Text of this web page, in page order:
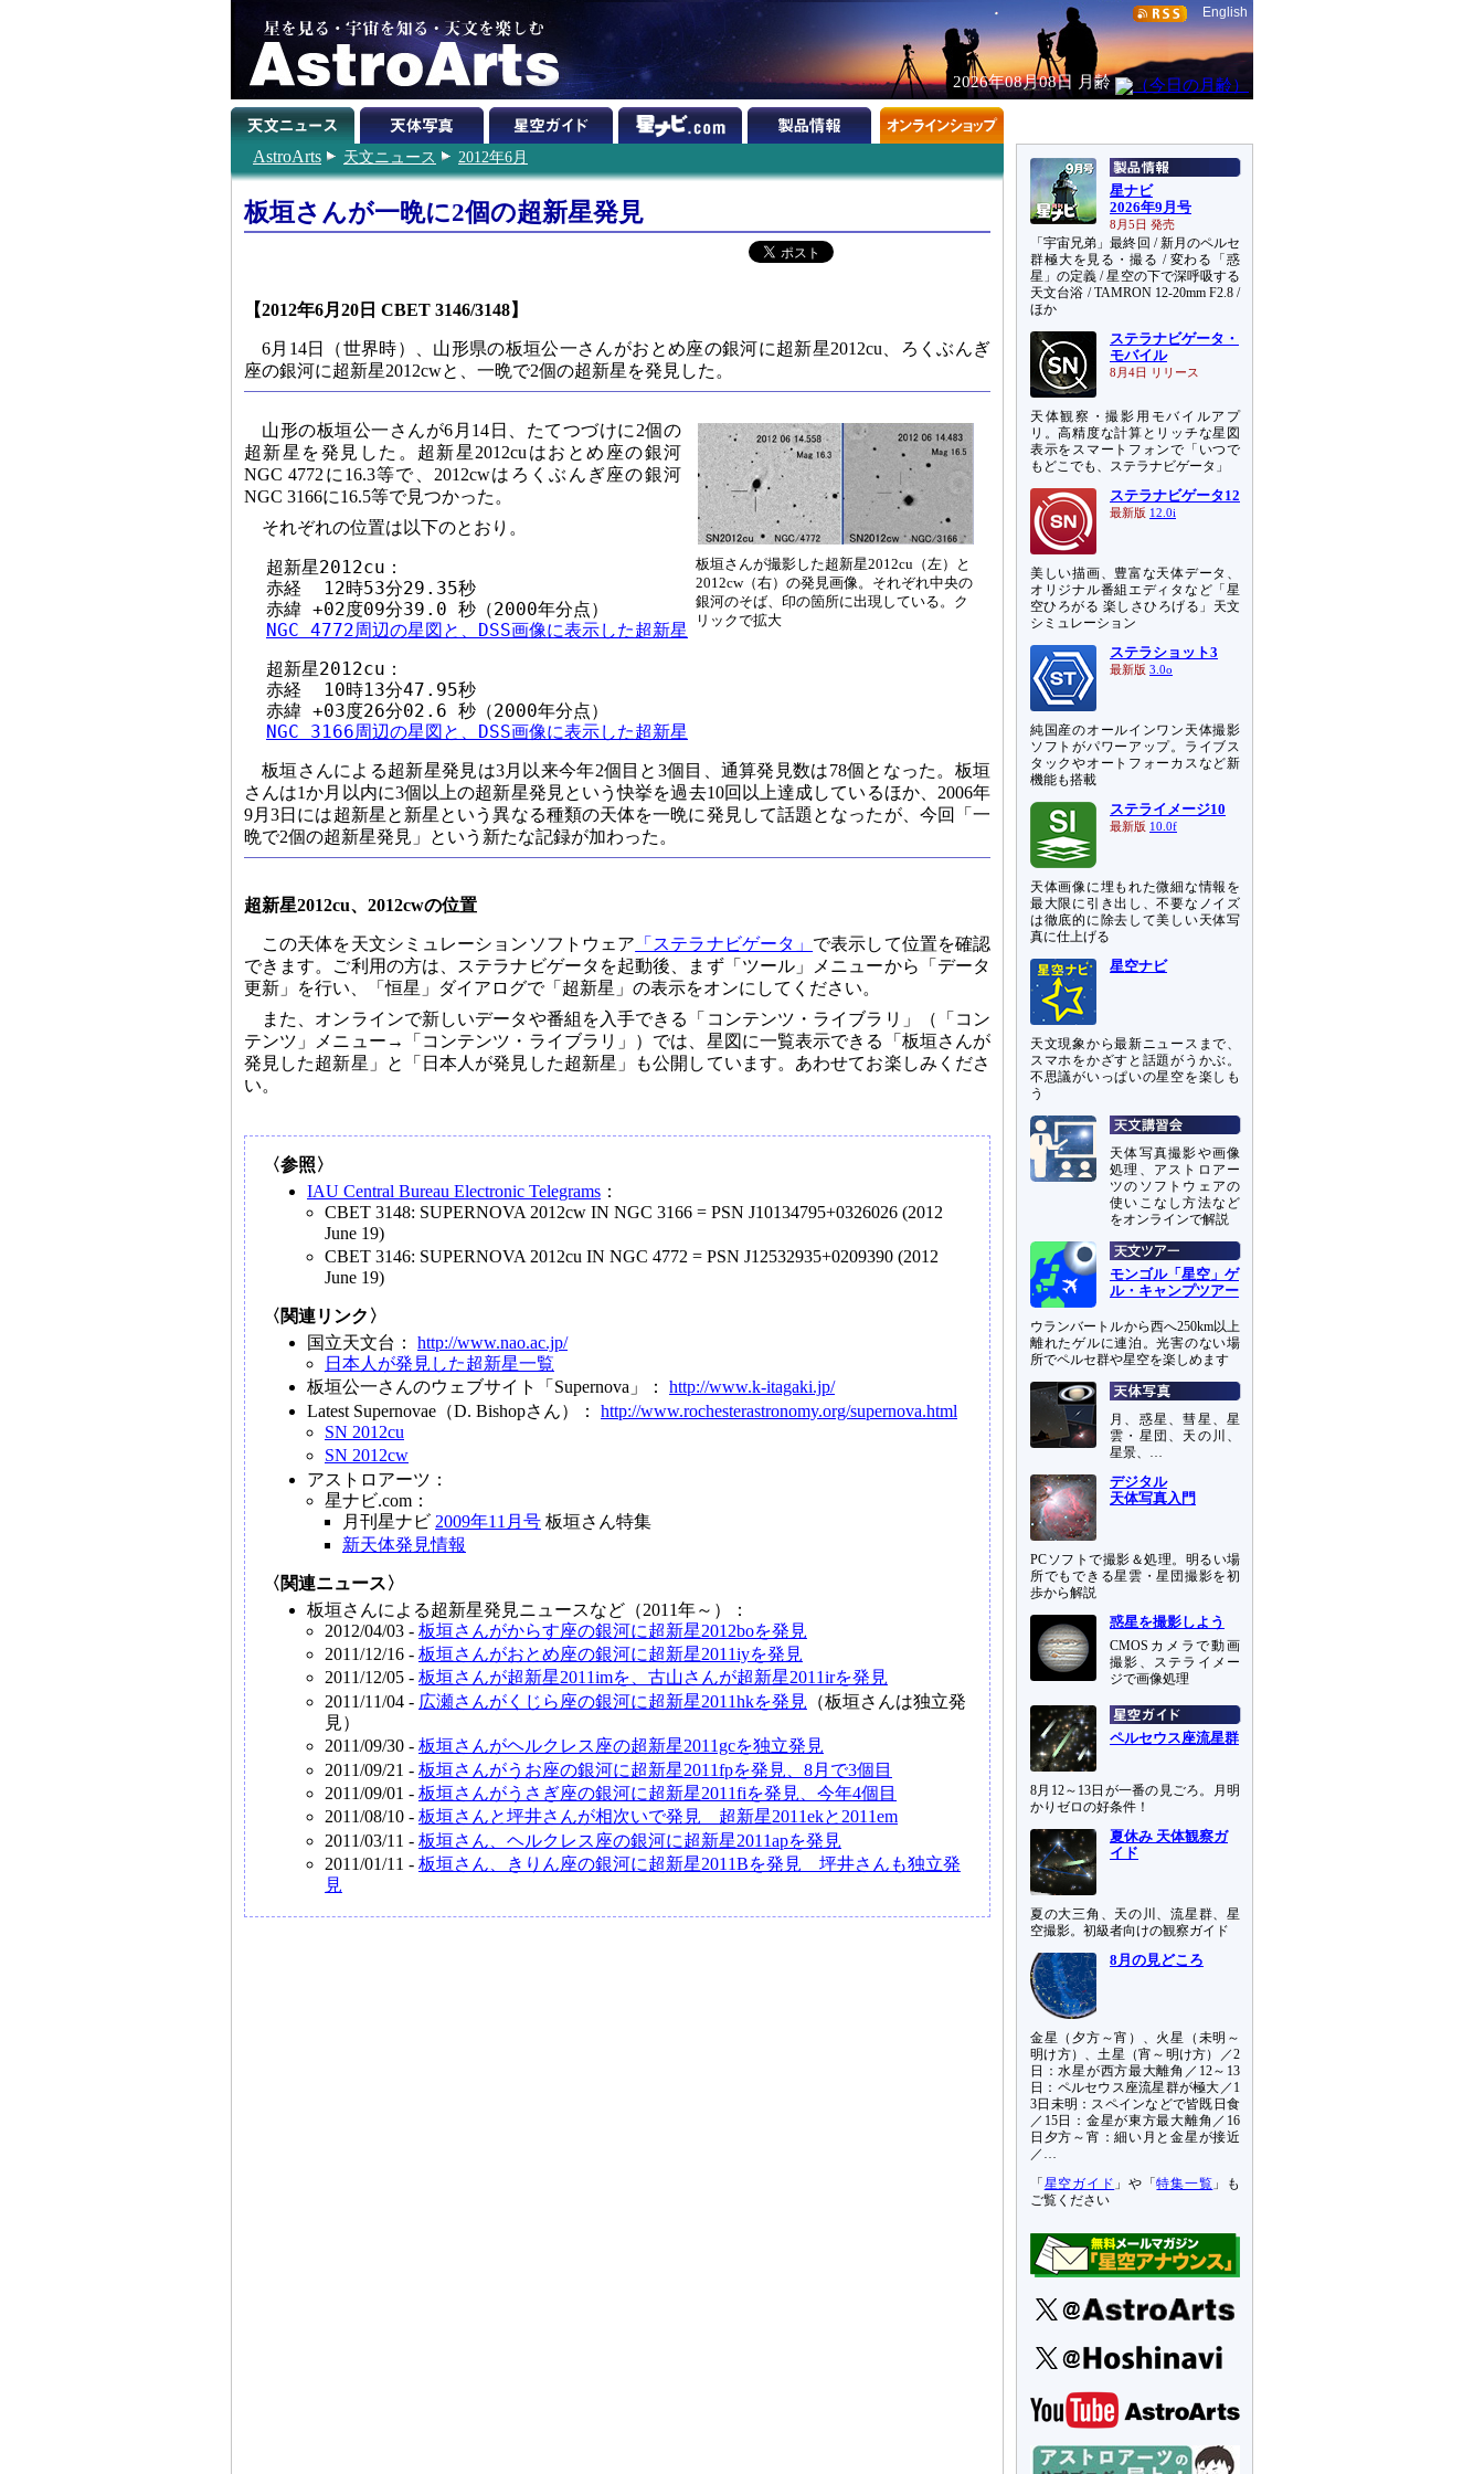
English
2026年08月08日 月齢
AstroArts 天文ニュース 2012年6月
板垣さんが一晩に2個の超新星発見
【2012年6月20日 CBET 3146/3148】
6月14日（世界時）、山形県の板垣公一さんがおとめ座の銀河に超新星2012cu、ろくぶんぎ
座の銀河に超新星2012cwと、一晩で2個の超新星を発見した。
板垣さんが撮影した超新星2012cu（左）と
2012cw（右）の発見画像。それぞれ中央の
銀河のそば、印の箇所に出現している。ク
リックで拡大
山形の板垣公一さんが6月14日、たてつづけに2個の
超新星を発見した。超新星2012cuはおとめ座の銀河
NGC 4772に16.3等で、2012cwはろくぶんぎ座の銀河
NGC 3166に16.5等で見つかった。
それぞれの位置は以下のとおり。
  超新星2012cu：
  赤経  12時53分29.35秒
  赤緯 +02度09分39.0 秒（2000年分点）
NGC 4772周辺の星図と、DSS画像に表示した超新星
  超新星2012cu：
  赤経  10時13分47.95秒
  赤緯 +03度26分02.6 秒（2000年分点）
NGC 3166周辺の星図と、DSS画像に表示した超新星
板垣さんによる超新星発見は3月以来今年2個目と3個目、通算発見数は78個となった。板垣
さんは1か月以内に3個以上の超新星発見という快挙を過去10回以上達成しているほか、2006年
9月3日には超新星と新星という異なる種類の天体を一晩に発見して話題となったが、今回「一
晩で2個の超新星発見」という新たな記録が加わった。
超新星2012cu、2012cwの位置
この天体を天文シミュレーションソフトウェア 「ステラナビゲータ」 で表示して位置を確認
できます。ご利用の方は、ステラナビゲータを起動後、まず「ツール」メニューから「データ
更新」を行い、「恒星」ダイアログで「超新星」の表示をオンにしてください。
また、オンラインで新しいデータや番組を入手できる「コンテンツ・ライブラリ」（「コン
テンツ」メニュー→「コンテンツ・ライブラリ」）では、星図に一覧表示できる「板垣さんが
発見した超新星」と「日本人が発見した超新星」も公開しています。あわせてお楽しみくださ
い。
〈参照〉
IAU Central Bureau Electronic Telegrams ：
CBET 3148: SUPERNOVA 2012cw IN NGC 3166 = PSN J10134795+0326026 (2012
June 19)
CBET 3146: SUPERNOVA 2012cu IN NGC 4772 = PSN J12532935+0209390 (2012
June 19)
〈関連リンク〉
国立天文台： http://www.nao.ac.jp/
日本人が発見した超新星一覧
板垣公一さんのウェブサイト「Supernova」： http://www.k-itagaki.jp/
Latest Supernovae（D. Bishopさん）： http://www.rochesterastronomy.org/supernova.html
SN 2012cu
SN 2012cw
アストロアーツ：
星ナビ.com：
月刊星ナビ 2009年11月号 板垣さん特集
新天体発見情報
〈関連ニュース〉
板垣さんによる超新星発見ニュースなど（2011年～）：
2012/04/03 - 板垣さんがからす座の銀河に超新星2012boを発見
2011/12/16 - 板垣さんがおとめ座の銀河に超新星2011iyを発見
2011/12/05 - 板垣さんが超新星2011imを、古山さんが超新星2011irを発見
2011/11/04 - 広瀬さんがくじら座の銀河に超新星2011hkを発見 （板垣さんは独立発
見）
2011/09/30 - 板垣さんがヘルクレス座の超新星2011gcを独立発見
2011/09/21 - 板垣さんがうお座の銀河に超新星2011fpを発見、8月で3個目
2011/09/01 - 板垣さんがうさぎ座の銀河に超新星2011fiを発見、今年4個目
2011/08/10 - 板垣さんと坪井さんが相次いで発見 超新星2011ekと2011em
2011/03/11 - 板垣さん、ヘルクレス座の銀河に超新星2011apを発見
2011/01/11 - 板垣さん、きりん座の銀河に超新星2011Bを発見 坪井さんも独立発
見
星ナビ
2026年9月号
8月5日 発売
「宇宙兄弟」最終回 / 新月のペルセ
群極大を見る・撮る / 変わる「惑
星」の定義 / 星空の下で深呼吸する
天文台浴 / TAMRON 12-20mm F2.8 /
ほか
ステラナビゲータ・
モバイル
8月4日 リリース
天体観察・撮影用モバイルアプ
リ。高精度な計算とリッチな星図
表示をスマートフォンで「いつで
もどこでも、ステラナビゲータ」
ステラナビゲータ12
最新版 12.0i
美しい描画、豊富な天体データ、
オリジナル番組エディタなど「星
空ひろがる 楽しさひろげる」天文
シミュレーション
ステラショット3
最新版 3.0o
純国産のオールインワン天体撮影
ソフトがパワーアップ。ライブス
タックやオートフォーカスなど新
機能も搭載
ステライメージ10
最新版 10.0f
天体画像に埋もれた微細な情報を
最大限に引き出し、不要なノイズ
は徹底的に除去して美しい天体写
真に仕上げる
星空ナビ
天文現象から最新ニュースまで、
スマホをかざすと話題がうかぶ。
不思議がいっぱいの星空を楽しも
う
天体写真撮影や画像
処理、アストロアー
ツのソフトウェアの
使いこなし方法など
をオンラインで解説
モンゴル「星空」ゲ
ル・キャンプツアー
ウランバートルから西へ250km以上
離れたゲルに連泊。光害のない場
所でペルセ群や星空を楽しめます
月、惑星、彗星、星
雲・星団、天の川、
星景、…
デジタル
天体写真入門
PCソフトで撮影＆処理。明るい場
所でもできる星雲・星団撮影を初
歩から解説
惑星を撮影しよう
CMOSカメラで動画
撮影、ステライメー
ジで画像処理
ペルセウス座流星群
8月12～13日が一番の見ごろ。月明
かりゼロの好条件！
夏休み 天体観察ガ
イド
夏の大三角、天の川、流星群、星
空撮影。初級者向けの観察ガイド
8月の見どころ
金星（夕方～宵）、火星（未明～
明け方）、土星（宵～明け方）／2
日：水星が西方最大離角／12～13
日：ペルセウス座流星群が極大／1
3日未明：スペインなどで皆既日食
／15日：金星が東方最大離角／16
日夕方～宵：細い月と金星が接近
／…
「 星空ガイド 」や「特集一覧 」も
ご覧ください